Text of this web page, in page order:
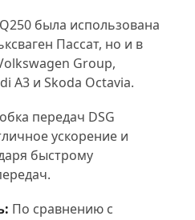
была использована
Пассат, но и в
Group,
A3 и Skoda Octavia.
передач DSG
ускорение и
быстрому
По сравнению с